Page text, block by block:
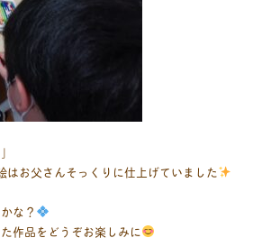
はお父さんそっくりに仕上げていました
な？
作品をどうぞお楽しみに